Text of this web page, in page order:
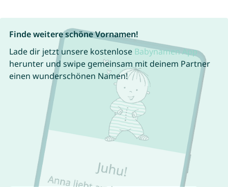
Finde weitere schöne Vornamen!
Lade dir jetzt unsere kostenlose Babynamen App
herunter und swipe gemeinsam mit deinem Partner
einen wunderschönen Namen!